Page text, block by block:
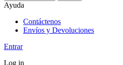
Ayuda
Contáctenos
Envíos y Devoluciones
Entrar
Log in